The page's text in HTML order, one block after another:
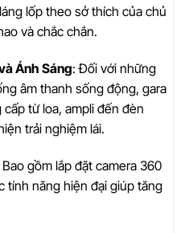
lốp theo sở thích của chủ
và chắc chắn.
Ánh Sáng: Đối với những
âm thanh sống động, gara
từ loa, ampli đến đèn
trải nghiệm lái.
Bao gồm lắp đặt camera 360
tính năng hiện đại giúp tăng